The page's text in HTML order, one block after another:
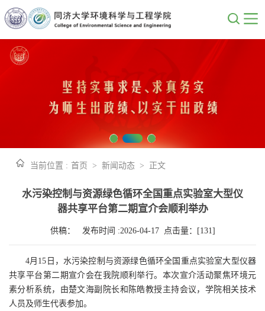
当前位置 : 首页 > 新闻动态 > 正文
水污染控制与资源绿色循环全国重点实验室大型仪
器共享平台第二期宣介会顺利举办
供稿： 发布时间 :2026-04-17 点击量：[131]
4月15日，水污染控制与资源绿色循环全国重点实验室大型仪器
共享平台第二期宣介会在我院顺利举行。本次宣介活动聚焦环境元
素分析系统，由楚文海副院长和陈皓教授主持会议，学院相关技术
人员及师生代表参加。